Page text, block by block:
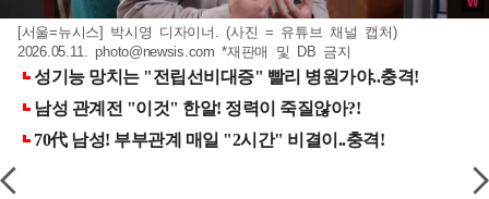
[서울=뉴시스] 박시영 디자이너. (사진 = 유튜브 채널 캡처)
2026.05.11.photo@newsis.com *재판매 및 DB 금지